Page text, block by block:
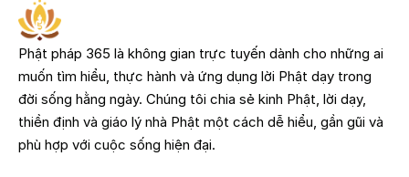
Phật pháp 365 là không gian trực tuyến dành cho những ai
muốn tìm hiểu, thực hành và ứng dụng lời Phật dạy trong
đời sống hằng ngày. Chúng tôi chia sẻ kinh Phật, lời dạy,
thiền định và giáo lý nhà Phật một cách dễ hiểu, gần gũi và
phù hợp với cuộc sống hiện đại.